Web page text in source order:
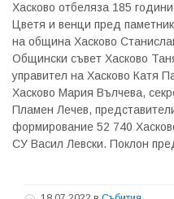
Хасково отбеляза 185
Цветя и венци пред
на община Хасково
Общински съвет Хасково
управител на Хасково Катя
Хасково Мария Вълчева,
Пламен Лечев,
формирование 52 740
СУ Васил Левски. Поклон